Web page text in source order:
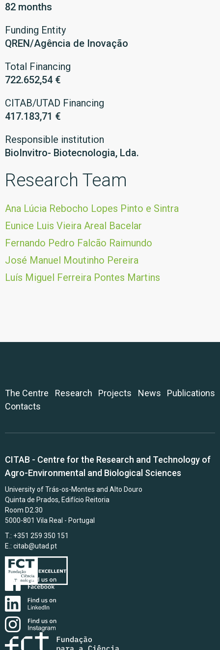
82 months
Funding Entity
QREN/Agência de Inovação
Total Financing
722.652,54 €
CITAB/UTAD Financing
417.183,71 €
Responsible institution
BioInvitro- Biotecnologia, Lda.
Research Team
Ana Lúcia Rebocho Lopes Pinto e Sintra
Eunice Luis Vieira Areal Bacelar
Fernando Pedro Falcão Raimundo
José Manuel Moutinho Pereira
Luís Miguel Ferreira Pontes Martins
The Centre Research Projects News
Publications
Contacts
CITAB - Centre for the Research and Technology of
Agro-Environmental and Biological Sciences
University of Trás-os-Montes and Alto Douro
Quinta de Prados, Edifício Reitoria
Room D2.30
5000-801 Vila Real - Portugal
T.: +351 259 350 151
E.: citab@utad.pt